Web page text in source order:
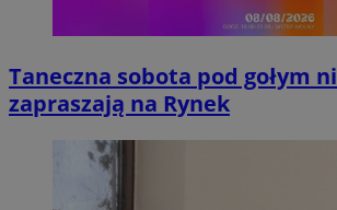
Taneczna sobota pod gołym
zapraszają na Rynek